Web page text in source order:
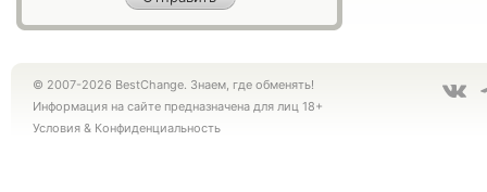
© 2007-2026 BestChange. Знаем, где обменять!
Информация на сайте предназначена для лиц 18+
Условия & Конфиденциальность